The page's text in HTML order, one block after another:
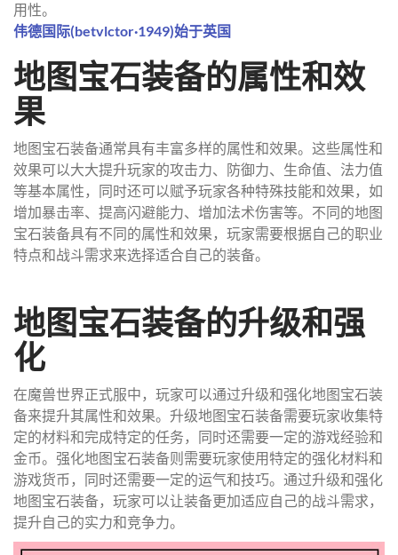
用性。
伟德国际(betvlctor·1949)始于英国
地图宝石装备的属性和效
果
地图宝石装备通常具有丰富多样的属性和效果。这些属性和
效果可以大大提升玩家的攻击力、防御力、生命值、法力值
等基本属性，同时还可以赋予玩家各种特殊技能和效果，如
增加暴击率、提高闪避能力、增加法术伤害等。不同的地图
宝石装备具有不同的属性和效果，玩家需要根据自己的职业
特点和战斗需求来选择适合自己的装备。
地图宝石装备的升级和强
化
在魔兽世界正式服中，玩家可以通过升级和强化地图宝石装
备来提升其属性和效果。升级地图宝石装备需要玩家收集特
定的材料和完成特定的任务，同时还需要一定的游戏经验和
金币。强化地图宝石装备则需要玩家使用特定的强化材料和
游戏货币，同时还需要一定的运气和技巧。通过升级和强化
地图宝石装备，玩家可以让装备更加适应自己的战斗需求，
提升自己的实力和竞争力。